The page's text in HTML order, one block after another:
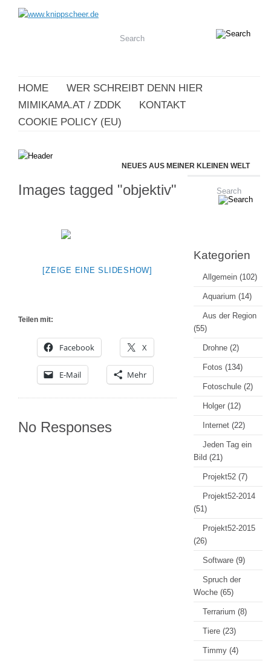
HOME
WER SCHREIBT DENN HIER
MIMIKAMA.AT / ZDDK
KONTAKT
COOKIE POLICY (EU)
NEUES AUS MEINER KLEINEN WELT
Images tagged "objektiv"
[ZEIGE EINE SLIDESHOW]
Teilen mit:
Facebook X
E-Mail Mehr
No Responses
Kategorien
Allgemein (102)
Aquarium (14)
Aus der Region
(55)
Drohne (2)
Fotos (134)
Fotoschule (2)
Holger (12)
Internet (22)
Jeden Tag ein
Bild (21)
Projekt52 (7)
Projekt52-2014
(51)
Projekt52-2015
(26)
Software (9)
Spruch der
Woche (65)
Terrarium (8)
Tiere (23)
Timmy (4)